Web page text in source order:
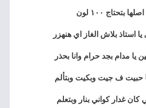
اصلها بتحتاج ١٠٠ لون
استاذ بلاش الغاز اي هنهزر
يا مدام بجد حرام وانا بحذر
حبيت ف جيت وبكيت وبتألم
غدار كواني بنار وبتعلم